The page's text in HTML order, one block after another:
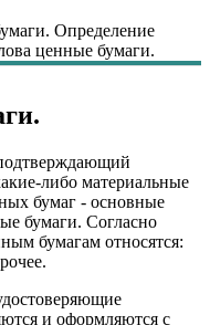
Определение
ценные бумаги.
либо материальные
бумаг - основные
бумаги. Согласно
бумагам относятся:
и оформляются с